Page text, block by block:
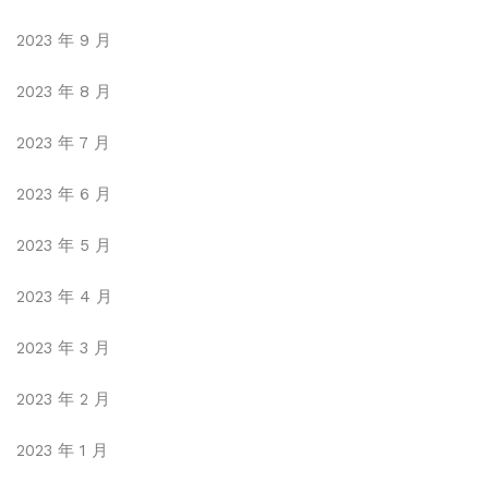
2023 年 9 月
2023 年 8 月
2023 年 7 月
2023 年 6 月
2023 年 5 月
2023 年 4 月
2023 年 3 月
2023 年 2 月
2023 年 1 月